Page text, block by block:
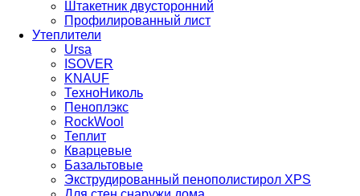
Штакетник двусторонний
Профилированный лист
Утеплители
Ursa
ISOVER
KNAUF
ТехноНиколь
Пеноплэкс
RockWool
Теплит
Кварцевые
Базальтовые
Экструдированный пенополистирол XPS